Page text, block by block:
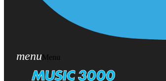
menuMenu